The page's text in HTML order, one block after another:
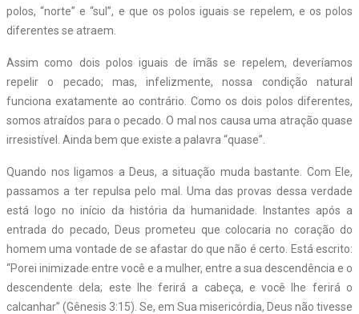
polos, “norte” e “sul”, e que os polos iguais se repelem, e os polos
diferentes se atraem.
Assim como dois polos iguais de ímãs se repelem, deveríamos
repelir o pecado; mas, infelizmente, nossa condição natural
funciona exatamente ao contrário. Como os dois polos diferentes,
somos atraídos para o pecado. O mal nos causa uma atração quase
irresistível. Ainda bem que existe a palavra “quase”.
Quando nos ligamos a Deus, a situação muda bastante. Com Ele,
passamos a ter repulsa pelo mal. Uma das provas dessa verdade
está logo no início da história da humanidade. Instantes após a
entrada do pecado, Deus prometeu que colocaria no coração do
homem uma vontade de se afastar do que não é certo. Está escrito:
“Porei inimizade entre você e a mulher, entre a sua descendência e o
descendente dela; este lhe ferirá a cabeça, e você lhe ferirá o
calcanhar” (Gênesis 3:15). Se, em Sua misericórdia, Deus não tivesse